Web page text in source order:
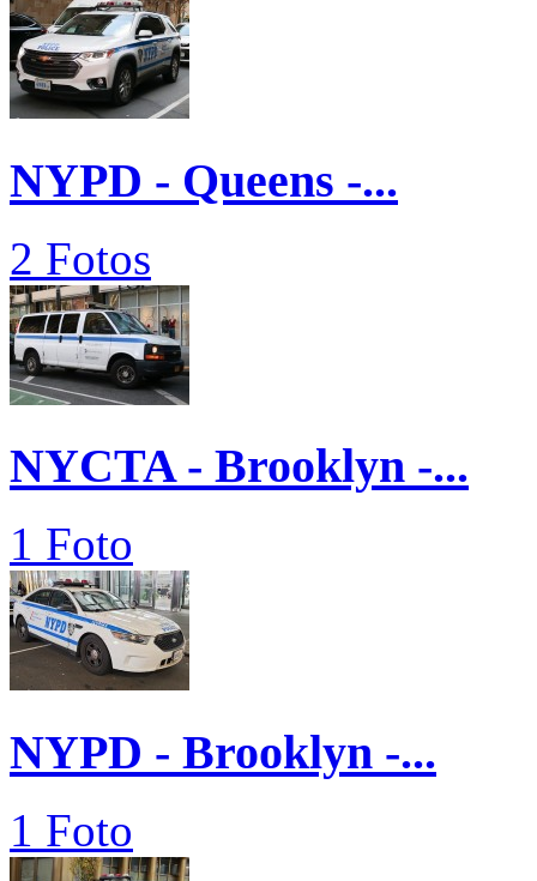
NYPD - Queens -...
2 Fotos
NYCTA - Brooklyn -...
1 Foto
NYPD - Brooklyn -...
1 Foto